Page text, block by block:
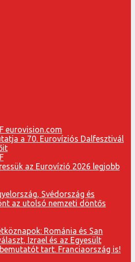
a 70. Eurovíziós Dalfesztivál
az Eurovízió 2026 legjobb
Svédország és
az utolsó nemzeti döntős
Románia és San
Izrael és az Egyesült
tart. Franciaország is!